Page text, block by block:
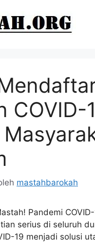
COVID-
mastahbarokah
Pandemi
serius di seluruh
19 menjadi solusi